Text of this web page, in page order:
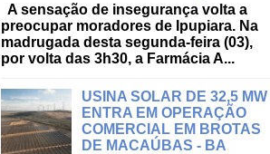
A sensação de insegurança volta a
preocupar moradores de Ipupiara. Na
madrugada desta segunda-feira (03),
por volta das 3h30, a Farmácia A...
USINA SOLAR DE 32,5 MW
ENTRA EM OPERAÇÃO
COMERCIAL EM BROTAS
DE MACAÚBAS - BA